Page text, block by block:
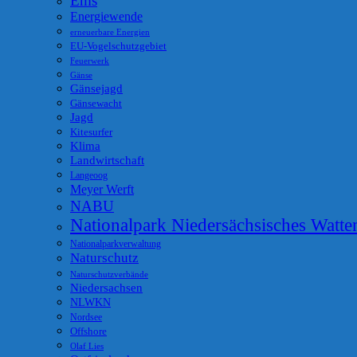
Energiewende
erneuerbare Energien
EU-Vogelschutzgebiet
Feuerwerk
Gänse
Gänsejagd
Gänsewacht
Jagd
Kitesurfer
Klima
Landwirtschaft
Langeoog
Meyer Werft
NABU
Nationalpark Niedersächsisches
Nationalparkverwaltung
Naturschutz
Naturschutzverbände
Niedersachsen
NLWKN
Nordsee
Offshore
Olaf Lies